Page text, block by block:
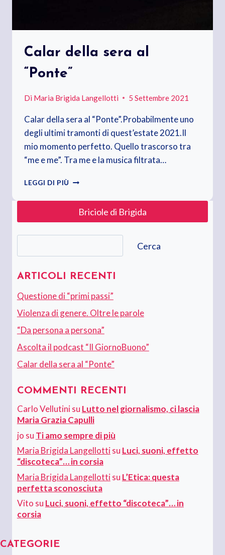
Calar della sera al
“Ponte”
Di Maria Brigida Langellotti 5 Settembre 2021
Calar della sera al “Ponte”.Probabilmente uno
degli ultimi tramonti di quest’estate 2021.Il
mio momento perfetto. Quello trascorso tra
“me e me”. Tra me e la musica filtrata…
LEGGI DI PIÙ CALAR
SERA
“PONTE”
Briciole di Brigida
Cerca
ARTICOLI RECENTI
Questione di “primi passi”
Violenza di genere. Oltre le parole
“Da persona a persona”
Ascolta il podcast “Il GiornoBuono”
Calar della sera al “Ponte”
COMMENTI RECENTI
Carlo Vellutinisu Lutto nel giornalismo, ci lascia
Maria Grazia Capulli
jo su Ti amo sempre di più
Maria Brigida Langellottisu Luci, suoni, effetto
“discoteca”… in corsia
Maria Brigida Langellottisu L’Etica: questa
perfetta sconosciuta
Vito su Luci, suoni, effetto “discoteca”… in
corsia
CATEGORIE